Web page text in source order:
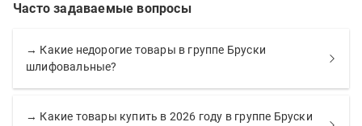
Часто задаваемые вопросы
→ Какие недорогие товары в группе Бруски
шлифовальные?
→ Какие товары купить в 2026 году в группе Бруски